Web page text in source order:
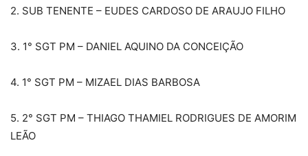
2. SUB TENENTE – EUDES CARDOSO DE ARAUJO FILHO
3. 1° SGT PM – DANIEL AQUINO DA CONCEIÇÃO
4. 1° SGT PM – MIZAEL DIAS BARBOSA
5. 2° SGT PM – THIAGO THAMIEL RODRIGUES DE AMORIM
LEÃO